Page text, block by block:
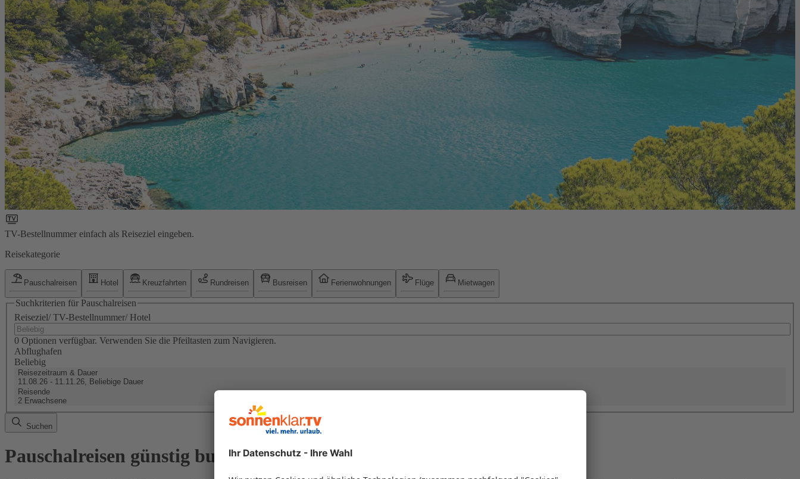
TV-Bestellnummer einfach als Reiseziel eingeben.
Reisekategorie
Pauschalreisen Hotel Kreuzfahrten Rundreisen Busreisen Ferienwohnungen Flüge Mietwagen
Suchkriterien für Pauschalreisen
Reiseziel/ TV-Bestellnummer/ Hotel
0 Optionen verfügbar. Verwenden Sie die Pfeiltasten zum Navigieren.
Abflughafen
Beliebig
Reisezeitraum & Dauer
11.08.26 - 11.11.26, Beliebige Dauer
Reisende
2 Erwachsene
Suchen
Pauschalreisen günstig buchen